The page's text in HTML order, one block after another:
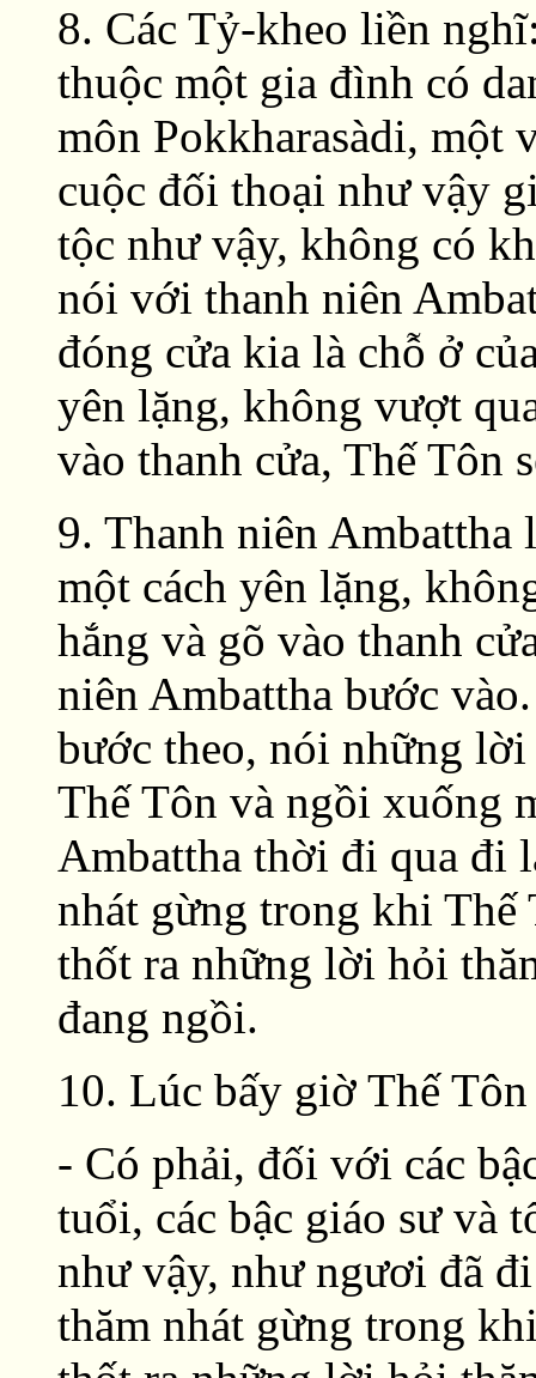
8. Các Tỷ-kheo liền
thuộc một gia đình có
môn Pokkharasàdi, một
cuộc đối thoại như vậy
tộc như vậy, không có
nói với thanh niên
đóng cửa kia là chỗ ở
yên lặng, không vượt
vào thanh cửa, Thế Tôn
9. Thanh niên
một cách yên lặng,
hắng và gõ vào thanh
niên Ambattha bước
bước theo, nói những
Thế Tôn và ngồi xuống
Ambattha thời đi qua đi
nhát gừng trong khi
thốt ra những lời hỏi
đang ngồi.
10. Lúc bấy giờ Thế
- Có phải, đối với các
tuổi, các bậc giáo sư và
như vậy, như ngươi đã
thăm nhát gừng trong